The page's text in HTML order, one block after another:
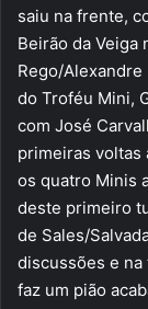
saiu na frente,
Beirão da Veiga
Rego/
do Troféu Mini,
com José
primeiras voltas
os quatro Minis
deste primeiro
de Sales/
discussões e
faz um pião